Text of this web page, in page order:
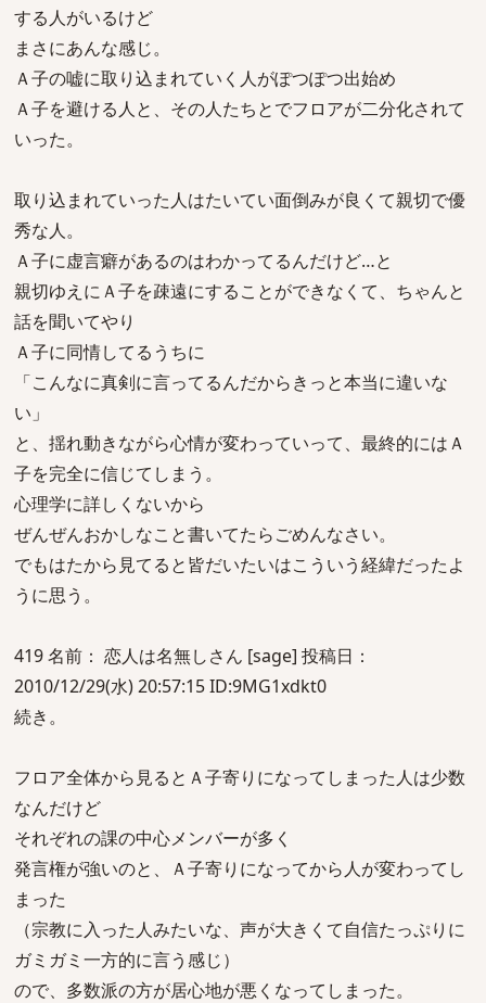
する人がいるけど
まさにあんな感じ。
Ａ子の嘘に取り込まれていく人がぽつぽつ出始め
Ａ子を避ける人と、その人たちとでフロアが二分化されて
いった。
取り込まれていった人はたいてい面倒みが良くて親切で優
秀な人。
Ａ子に虚言癖があるのはわかってるんだけど…と
親切ゆえにＡ子を疎遠にすることができなくて、ちゃんと
話を聞いてやり
Ａ子に同情してるうちに
「こんなに真剣に言ってるんだからきっと本当に違いな
い」
と、揺れ動きながら心情が変わっていって、最終的にはＡ
子を完全に信じてしまう。
心理学に詳しくないから
ぜんぜんおかしなこと書いてたらごめんなさい。
でもはたから見てると皆だいたいはこういう経緯だったよ
うに思う。
419 名前： 恋人は名無しさん [sage] 投稿日：
2010/12/29(水) 20:57:15 ID:9MG1xdkt0
続き。
フロア全体から見るとＡ子寄りになってしまった人は少数
なんだけど
それぞれの課の中心メンバーが多く
発言権が強いのと、Ａ子寄りになってから人が変わってし
まった
（宗教に入った人みたいな、声が大きくて自信たっぷりに
ガミガミ一方的に言う感じ）
ので、多数派の方が居心地が悪くなってしまった。